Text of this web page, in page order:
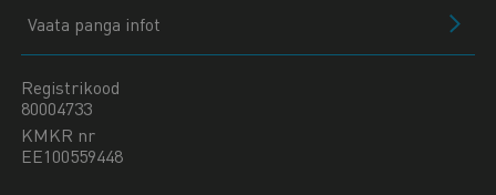
Vaata panga infot
Registrikood
80004733
KMKR nr
EE100559448